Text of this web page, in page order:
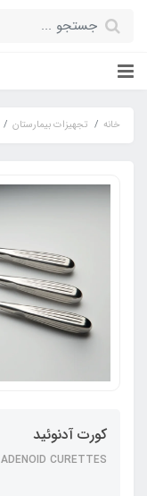
خانه تجهیزات بیمارستان
کورت آدنوئید
ADENOID CURETTES